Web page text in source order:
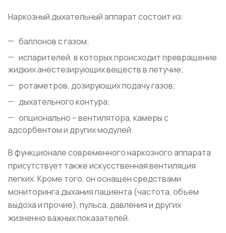
Наркозный дыхательный аппарат состоит из:
баллонов с газом;
испарителей, в которых происходит превращение
жидких анестезирующих веществ в летучие;
ротаметров, дозирующих подачу газов;
дыхательного контура;
опционально – вентилятора, камеры с
адсорбентом и других модулей.
В функционале современного наркозного аппарата
присутствует также искусственная вентиляция
легких. Кроме того, он оснащен средствами
мониторинга дыхания пациента (частота, объем
выдоха и прочие), пульса, давления и других
жизненно важных показателей.